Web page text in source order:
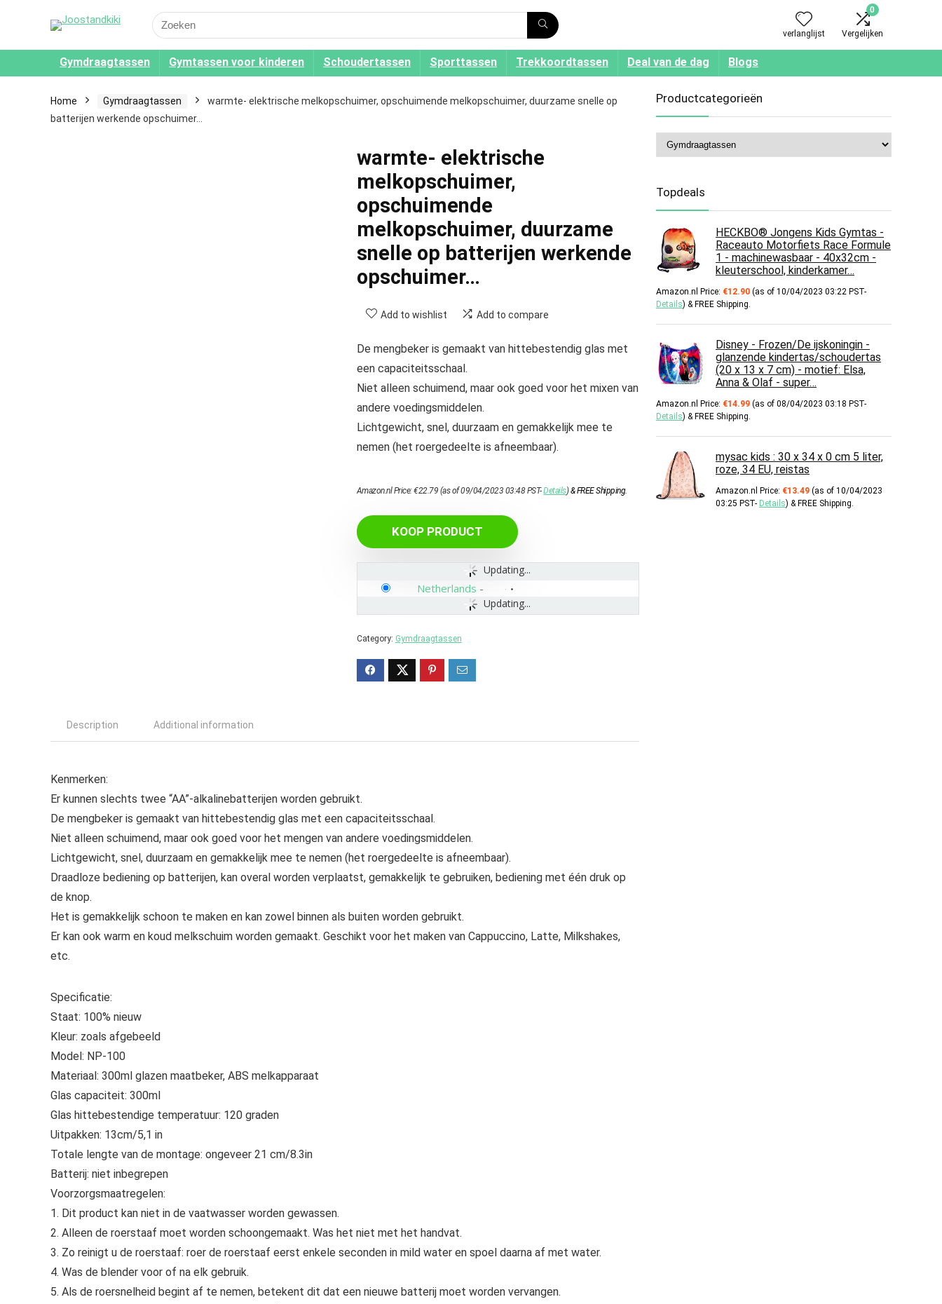
Search
for:
verlanglijst
0
Vergelijken
Gymdraagtassen Gymtassen voor kinderen Schoudertassen Sporttassen Trekkoordtassen Deal van de dag Blogs
Home Gymdraagtassen
warmte- elektrische melkopschuimer, opschuimende melkopschuimer, duurzame snelle op
batterijen werkende opschuimer…
warmte- elektrische
melkopschuimer,
opschuimende
melkopschuimer, duurzame
snelle op batterijen werkende
opschuimer…
Add to wishlist Add to compare
De mengbeker is gemaakt van hittebestendig glas met
een capaciteitsschaal.
Niet alleen schuimend, maar ook goed voor het mixen van
andere voedingsmiddelen.
Lichtgewicht, snel, duurzaam en gemakkelijk mee te
nemen (het roergedeelte is afneembaar).
Amazon.nl Price:€22.79 (as of 09/04/2023 03:48 PST-Details)&FREE Shipping.
KOOP PRODUCT
Updating...
Updating...
Netherlands -
Category: Gymdraagtassen
Description Additional information
Kenmerken:
Er kunnen slechts twee “AA”-alkalinebatterijen worden gebruikt.
De mengbeker is gemaakt van hittebestendig glas met een capaciteitsschaal.
Niet alleen schuimend, maar ook goed voor het mengen van andere voedingsmiddelen.
Lichtgewicht, snel, duurzaam en gemakkelijk mee te nemen (het roergedeelte is afneembaar).
Draadloze bediening op batterijen, kan overal worden verplaatst, gemakkelijk te gebruiken, bediening met één druk op
de knop.
Het is gemakkelijk schoon te maken en kan zowel binnen als buiten worden gebruikt.
Er kan ook warm en koud melkschuim worden gemaakt. Geschikt voor het maken van Cappuccino, Latte, Milkshakes,
etc.
Specificatie:
Staat: 100% nieuw
Kleur: zoals afgebeeld
Model: NP-100
Materiaal: 300ml glazen maatbeker, ABS melkapparaat
Glas capaciteit: 300ml
Glas hittebestendige temperatuur: 120 graden
Uitpakken: 13cm/5,1 in
Totale lengte van de montage: ongeveer 21 cm/8.3in
Batterij: niet inbegrepen
Voorzorgsmaatregelen:
1. Dit product kan niet in de vaatwasser worden gewassen.
2. Alleen de roerstaaf moet worden schoongemaakt. Was het niet met het handvat.
3. Zo reinigt u de roerstaaf: roer de roerstaaf eerst enkele seconden in mild water en spoel daarna af met water.
4. Was de blender voor of na elk gebruik.
5. Als de roersnelheid begint af te nemen, betekent dit dat een nieuwe batterij moet worden vervangen.
Productcategorieën
Topdeals
HECKBO® Jongens Kids Gymtas -
Raceauto Motorfiets Race Formule
1 - machinewasbaar - 40x32cm -
kleuterschool, kinderkamer…
Amazon.nl Price: €12.90 (as of 10/04/2023 03:22 PST-
Details) & FREE Shipping.
Disney - Frozen/De ijskoningin -
glanzende kindertas/schoudertas
(20 x 13 x 7 cm) - motief: Elsa,
Anna & Olaf - super…
Amazon.nl Price: €14.99 (as of 08/04/2023 03:18 PST-
Details) & FREE Shipping.
mysac kids : 30 x 34 x 0 cm 5 liter,
roze, 34 EU, reistas
Amazon.nl Price: €13.49 (as of 10/04/2023
03:25 PST- Details) & FREE Shipping.